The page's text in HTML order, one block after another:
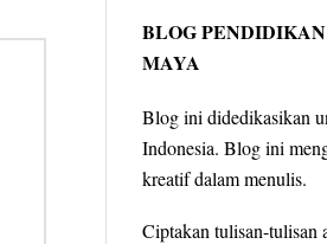
BLOG
MAYA
Blog ini didedikasikan
Indonesia. Blog ini
kreatif dalam menulis.
Ciptakan tulisan-tulisan